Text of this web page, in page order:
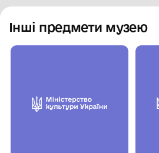
Інші предмети музею